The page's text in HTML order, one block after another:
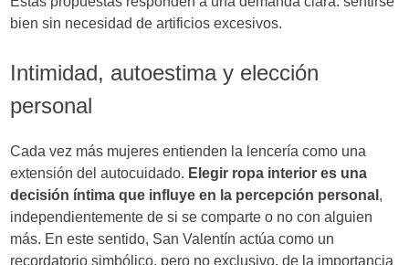
bien sin necesidad de artificios excesivos.
Intimidad, autoestima y elección
personal
Cada vez más mujeres entienden la lencería como una
extensión del autocuidado. Elegir ropa interior es una
decisión íntima que influye en la percepción personal ,
independientemente de si se comparte o no con alguien
más. En este sentido, San Valentín actúa como un
recordatorio simbólico, pero no exclusivo, de la importancia